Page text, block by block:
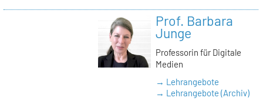
Prof. Barbara
Junge
Professorin für Digitale
Medien
→ Lehrangebote
→ Lehrangebote (Archiv)